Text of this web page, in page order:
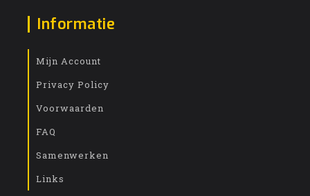
Informatie
Mijn Account
Privacy Policy
Voorwaarden
FAQ
Samenwerken
Links